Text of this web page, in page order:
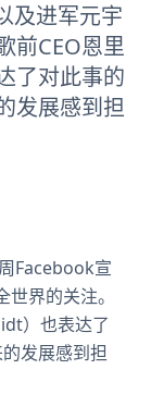
及进军元宇
前CEO恩里
了对此事的
发展感到担
Facebook宣
界的关注。
）也表达了
发展感到担